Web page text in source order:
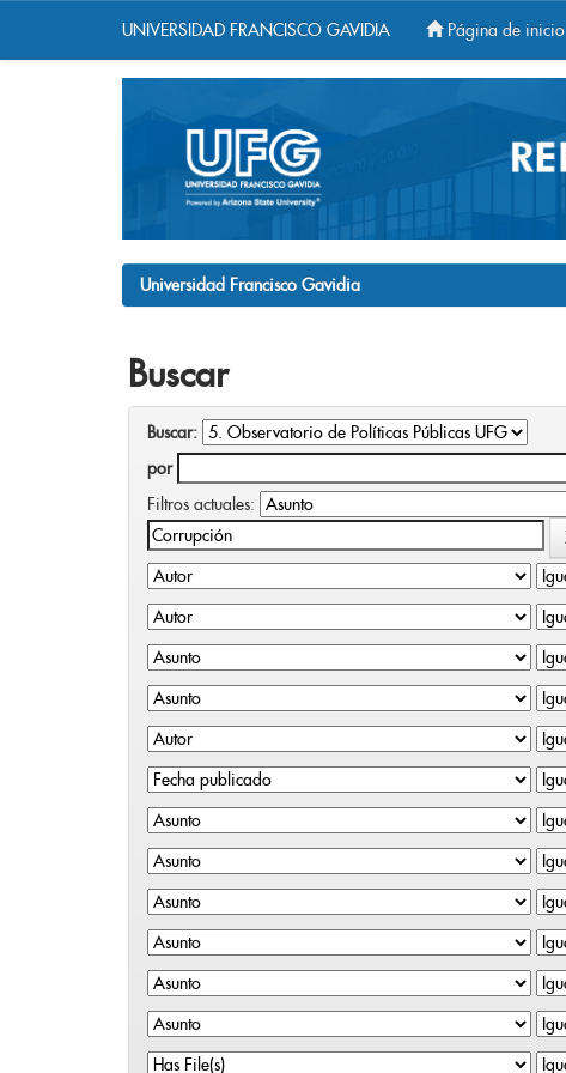
UNIVERSIDAD FRANCISCO GAVIDIA Página de inicio
Universidad Francisco Gavidia
Buscar
Buscar:
por
Filtros actuales: